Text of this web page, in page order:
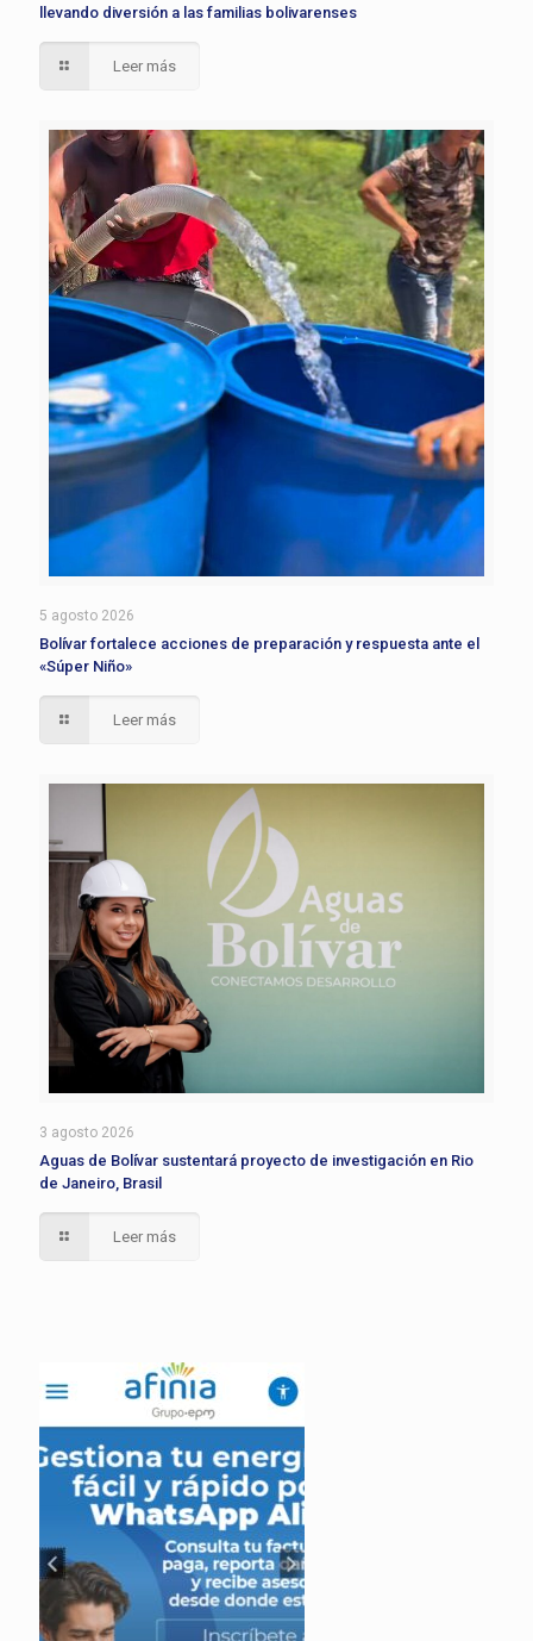
llevando diversión a las familias bolivarenses
Leer más
5 agosto 2026
Bolívar fortalece acciones de preparación y respuesta ante el
«Súper Niño»
Leer más
3 agosto 2026
Aguas de Bolívar sustentará proyecto de investigación en Rio
de Janeiro, Brasil
Leer más